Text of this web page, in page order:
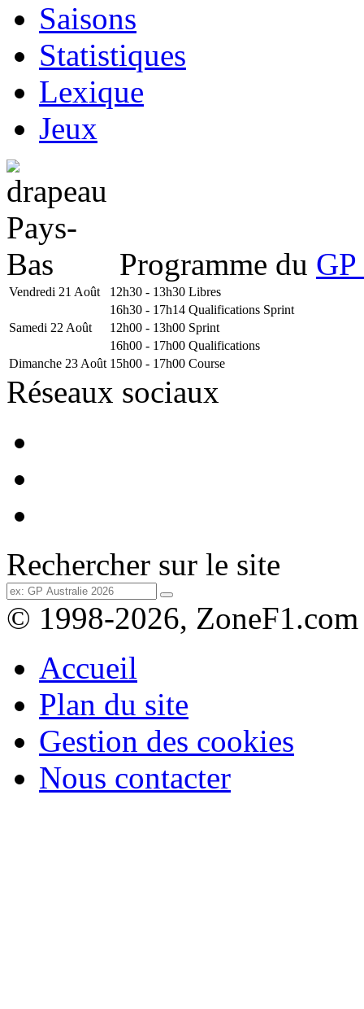
Saisons
Statistiques
Lexique
Jeux
Programme du
Vendredi 21 Août 12h30 - 13h30 Libres
16h30 - 17h14 Qualifications Sprint
Samedi 22 Août
12h00 - 13h00 Sprint
16h00 - 17h00 Qualifications
Dimanche 23 Août 15h00 - 17h00 Course
Réseaux sociaux
Rechercher sur le site
© 1998-2026, ZoneF1.com
Accueil
Plan du site
Gestion des cookies
Nous contacter